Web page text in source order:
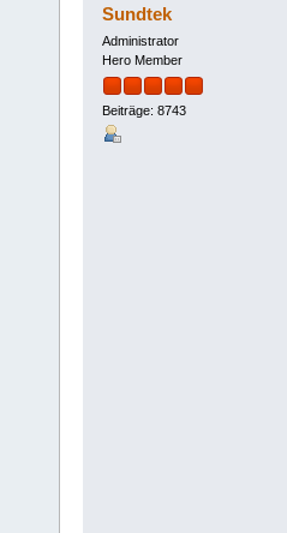
Sundtek
Administrator
Hero Member
Beiträge: 8743